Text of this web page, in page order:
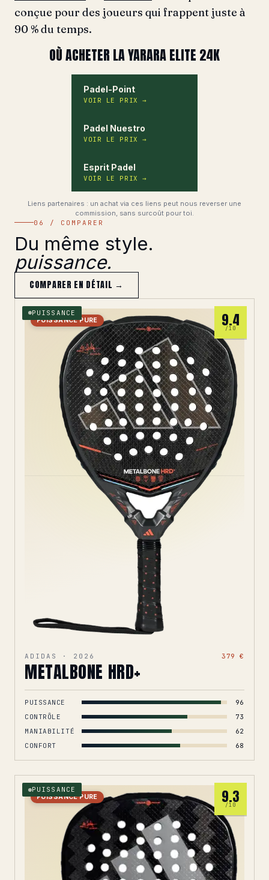
conçue pour des joueurs qui frappent juste à
90 % du temps.
OÙ ACHETER LA YARARA ELITE 24K
Padel-Point
VOIR LE PRIX→
Padel Nuestro
VOIR LE PRIX→
Esprit Padel
VOIR LE PRIX→
Liens partenaires : un achat via ces liens peut nous reverser une
commission, sans surcoût pour toi.
06 / COMPARER
Du même style.
puissance.
COMPARER EN DÉTAIL →
PUISSANCE PURE
PUISSANCE 9.4
/10
ADIDAS · 2026 379 €
METALBONE HRD+
PUISSANCE
96
CONTRÔLE
73
MANIABILITÉ
62
CONFORT
68
PUISSANCE PURE
PUISSANCE 9.3
/10